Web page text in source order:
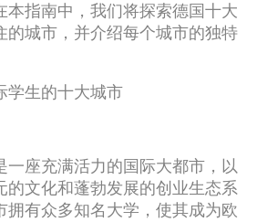
本指南中，我们将探索德国十大
的城市，并介绍每个城市的独特
生的十大城市
一座充满活力的国际大都市，以
的文化和蓬勃发展的创业生态系
拥有众多知名大学，使其成为欧